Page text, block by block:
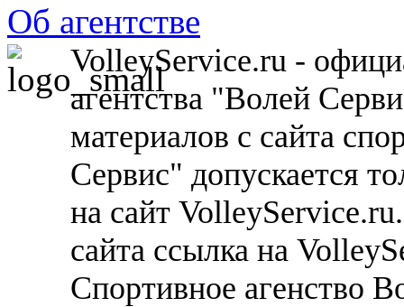
Об агентстве
VolleyService.ru -
агентства "Волей
материалов с сайта
Сервис" допускается
на сайт
сайта ссылка на
Спортивное агенство